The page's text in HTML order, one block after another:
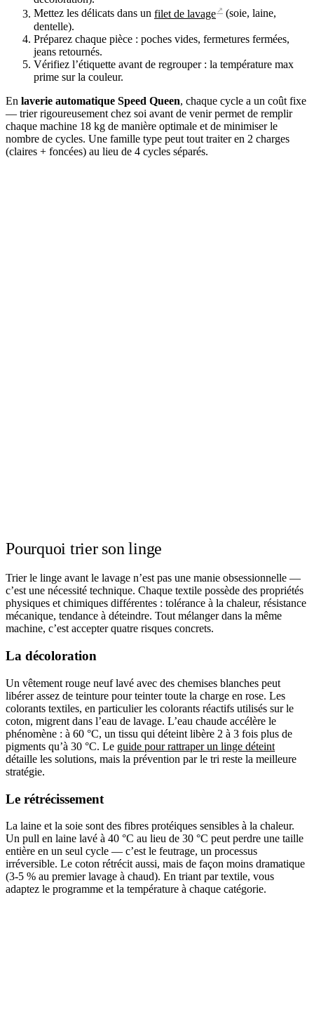
Mettez les délicats dans un filet de lavage ↗ (soie, laine,
dentelle).
Préparez chaque pièce : poches vides, fermetures fermées,
jeans retournés.
Vérifiez l’étiquette avant de regrouper : la température max
prime sur la couleur.
En laverie automatique Speed Queen, chaque cycle a un coût fixe
— trier rigoureusement chez soi avant de venir permet de remplir
chaque machine 18 kg de manière optimale et de minimiser le
nombre de cycles. Une famille type peut tout traiter en 2 charges
(claires + foncées) au lieu de 4 cycles séparés.
Pourquoi trier son linge
Trier le linge avant le lavage n’est pas une manie obsessionnelle —
c’est une nécessité technique. Chaque textile possède des propriétés
physiques et chimiques différentes : tolérance à la chaleur, résistance
mécanique, tendance à déteindre. Tout mélanger dans la même
machine, c’est accepter quatre risques concrets.
La décoloration
Un vêtement rouge neuf lavé avec des chemises blanches peut
libérer assez de teinture pour teinter toute la charge en rose. Les
colorants textiles, en particulier les colorants réactifs utilisés sur le
coton, migrent dans l’eau de lavage. L’eau chaude accélère le
phénomène : à 60 °C, un tissu qui déteint libère 2 à 3 fois plus de
pigments qu’à 30 °C. Le guide pour rattraper un linge déteint
détaille les solutions, mais la prévention par le tri reste la meilleure
stratégie.
Le rétrécissement
La laine et la soie sont des fibres protéiques sensibles à la chaleur.
Un pull en laine lavé à 40 °C au lieu de 30 °C peut perdre une taille
entière en un seul cycle — c’est le feutrage, un processus
irréversible. Le coton rétrécit aussi, mais de façon moins dramatique
(3-5 % au premier lavage à chaud). En triant par textile, vous
adaptez le programme et la température à chaque catégorie.